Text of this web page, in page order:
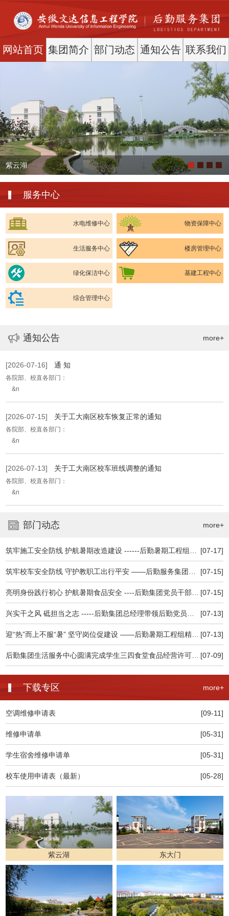
网站首页 集团简介 部门动态 通知公告 联系我们
紫云湖
服务中心
水电维修中心 物资保障中心
生活服务中心 楼房管理中心
绿化保洁中心 基建工程中心
综合管理中心
通知公告 more+
[2026-07-16] 通 知
各院部、校直各部门：
&n
[2026-07-15] 关于工大南区校车恢复正常的通知
各院部、校直各部门：
&n
[2026-07-13] 关于工大南区校车班线调整的通知
各院部、校直各部门：
&n
部门动态 more+
[07-17]
筑牢施工安全防线 护航暑期改造建设 ------后勤暑期工程组召开施工安全专题会议
[07-15]
筑牢校车安全防线 守护教职工出行平安 ——后勤服务集团积极做好校车安全专项检查维护工作
[07-15]
亮明身份践行初心 护航暑期食品安全 ----后勤集团党员干部深入食堂一线查食品保安全
[07-13]
兴实干之风 砥担当之志 -----后勤集团总经理带领后勤党员干部认真观看高校党 组织示范微党课
[07-13]
迎“热”而上不服“暑” 坚守岗位促建设 ——后勤暑期工程组精细管理忠诚履职全力推进暑期建设
[07-09]
后勤集团生活服务中心圆满完成学生三四食堂食品经营许可延续及现场核查工作
下载专区 more+
[09-11]
空调维修申请表
[05-31]
维修申请单
[05-31]
学生宿舍维修申请单
[05-28]
校车使用申请表（最新）
紫云湖 东大门